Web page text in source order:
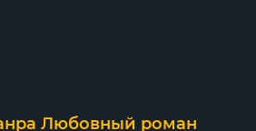
Любовный роман